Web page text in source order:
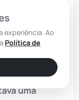
em
de
no
uma
experiência. Ao
Política de